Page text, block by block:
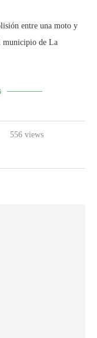
entre una moto y
municipio de La
556 views